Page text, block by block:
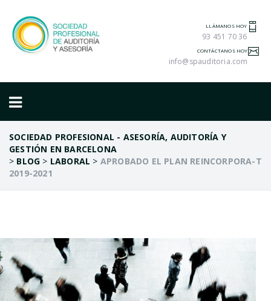
LLÁMANOS HOY
93 451 70 36
CONTÁCTANOS HOY
info@spauditoria.com
SOCIEDAD PROFESIONAL - ASESORÍA, AUDITORÍA Y
GESTIÓN EN BARCELONA
> BLOG > LABORAL > APROBADO EL PLAN REINCORPORA-T
2019-2021